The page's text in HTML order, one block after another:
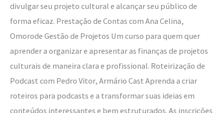
divulgar seu projeto cultural e alcançar seu público de
forma eficaz. Prestação de Contas com Ana Celina,
Omorode Gestão de Projetos Um curso para quem quer
aprender a organizar e apresentar as finanças de projetos
culturais de maneira clara e profissional. Roteirização de
Podcast com Pedro Vitor, Armário Cast Aprenda a criar
roteiros para podcasts e a transformar suas ideias em
conteúdos interessantes e bem estruturados. As inscrições